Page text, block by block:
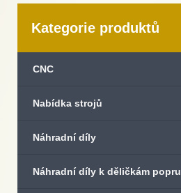
Kategorie produktů
CNC
Nabídka strojů
Náhradní díly
Náhradní díly k děličkám